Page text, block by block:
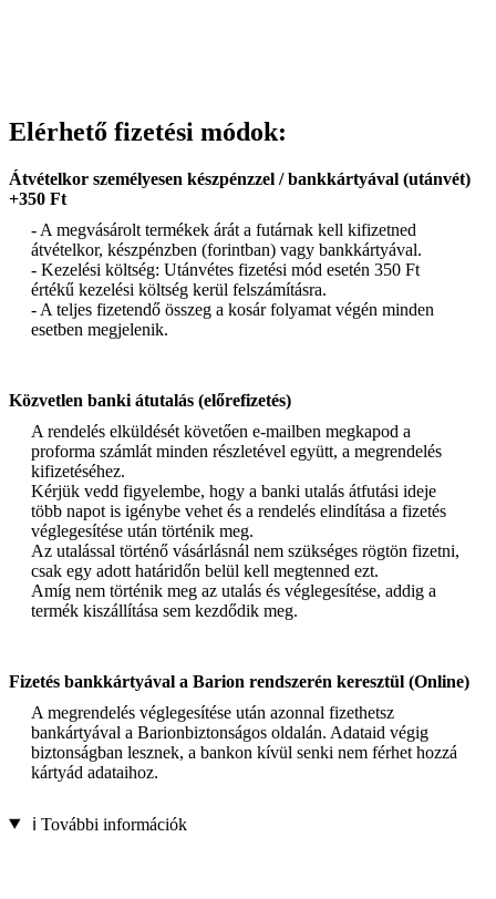
Elérhető fizetési módok:
Átvételkor személyesen készpénzzel / bankkártyával (utánvét)
+350 Ft
- A megvásárolt termékek árát a futárnak kell kifizetned
átvételkor, készpénzben (forintban) vagy bankkártyával.
- Kezelési költség: Utánvétes fizetési mód esetén 350 Ft
értékű kezelési költség kerül felszámításra.
- A teljes fizetendő összeg a kosár folyamat végén minden
esetben megjelenik.
Közvetlen banki átutalás (előrefizetés)
A rendelés elküldését követően e-mailben megkapod a
proforma számlát minden részletével együtt, a megrendelés
kifizetéséhez.
Kérjük vedd figyelembe, hogy a banki utalás átfutási ideje
több napot is igénybe vehet és a rendelés elindítása a fizetés
véglegesítése után történik meg.
Az utalással történő vásárlásnál nem szükséges rögtön fizetni,
csak egy adott határidőn belül kell megtenned ezt.
Amíg nem történik meg az utalás és véglegesítése, addig a
termék kiszállítása sem kezdődik meg.
Fizetés bankkártyával a Barion rendszerén keresztül (Online)
A megrendelés véglegesítése után azonnal fizethetsz
bankártyával a Barionbiztonságos oldalán. Adataid végig
biztonságban lesznek, a bankon kívül senki nem férhet hozzá
kártyád adataihoz.
ℹ️ További információk